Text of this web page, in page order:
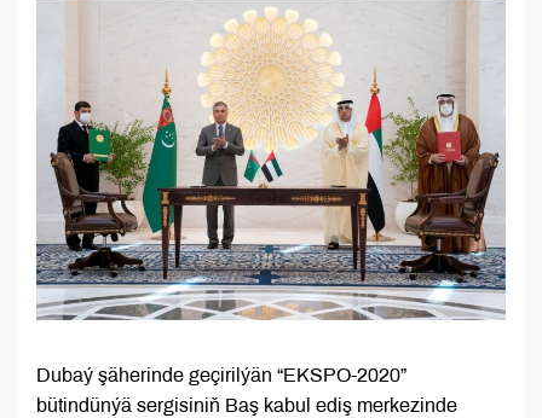
Dubaý şäherinde geçirilýän “EKSPO-2020”
bütindünýä sergisiniň Baş kabul ediş merkezinde